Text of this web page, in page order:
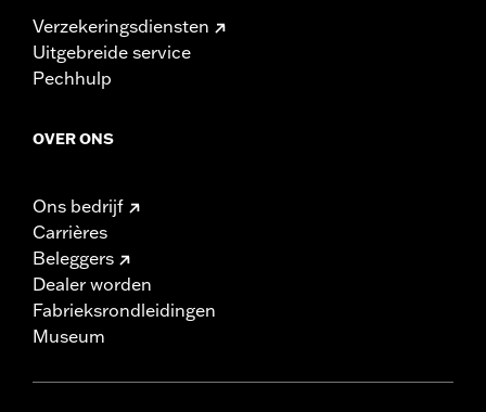
Verzekeringsdiensten
Uitgebreide service
Pechhulp
OVER ONS
Ons bedrijf
Carrières
Beleggers
Dealer worden
Fabrieksrondleidingen
Museum